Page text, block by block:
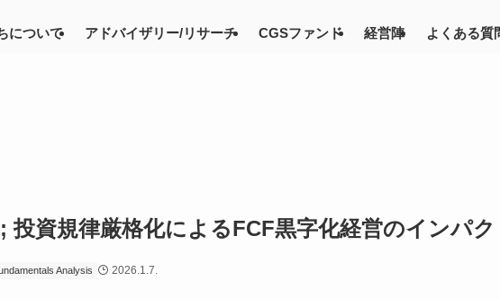
について アドバイザリー/リサーチ CGSファンド 経営陣 よくある質
投資規律厳格化によるFCF黒字化経営のインパ
Analysis 2026.1.7.